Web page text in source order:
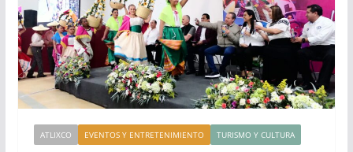
ATLIXCO EVENTOS Y ENTRETENIMIENTO TURISMO Y CULTURA